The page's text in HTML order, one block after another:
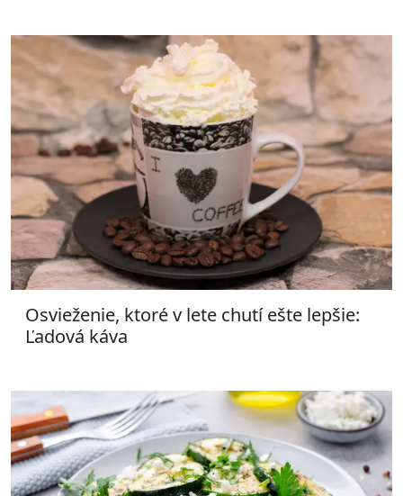
Osvieženie, ktoré v lete chutí ešte lepšie:
Ľadová káva